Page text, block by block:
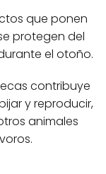
que ponen
protegen del
el otoño.
contribuye
y reproducir,
animales